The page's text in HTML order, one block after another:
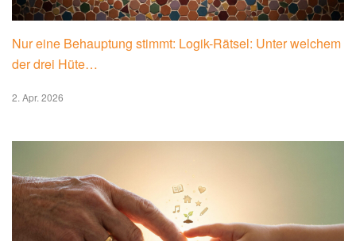
Nur eine Behauptung stimmt: Logik-Rätsel: Unter welchem
der drei Hüte…
2. Apr. 2026